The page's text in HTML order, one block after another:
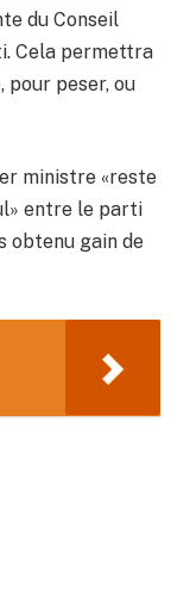
du Conseil
Cela permettra
pour peser, ou
ministre «reste
entre le parti
obtenu gain de